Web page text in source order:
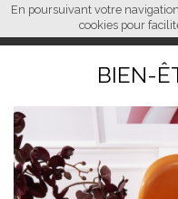
En poursuivant votre
cookies pour
L M
BIEN-